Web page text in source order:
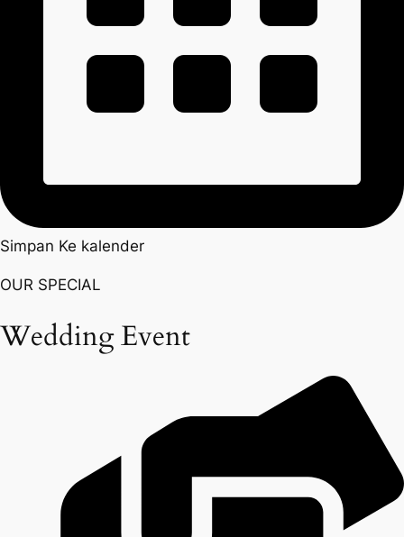
Simpan Ke kalender
OUR SPECIAL
Wedding Event